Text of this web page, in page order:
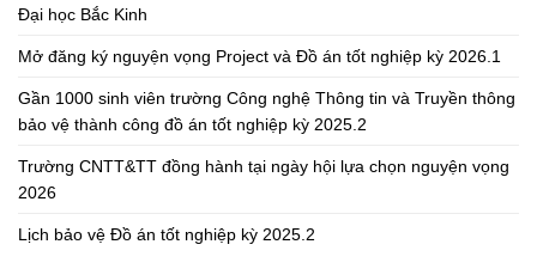
Đại học Bắc Kinh
Mở đăng ký nguyện vọng Project và Đồ án tốt nghiệp kỳ 2026.1
Gần 1000 sinh viên trường Công nghệ Thông tin và Truyền thông
bảo vệ thành công đồ án tốt nghiệp kỳ 2025.2
Trường CNTT&TT đồng hành tại ngày hội lựa chọn nguyện vọng
2026
Lịch bảo vệ Đồ án tốt nghiệp kỳ 2025.2